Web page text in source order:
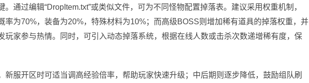
。通过编辑“DropItem.txt”或类似文件，可为不同怪物配置掉落表。建议采用权重机制，
率为70%，装备为20%，特殊材料为10%；而高级BOSS则增加稀有道具的掉落权重，并
玩家参与热情。同时，可引入动态掉落系统，根据在线人数或击杀次数递增稀有度，保
新服开区时可适当调高经验倍率，帮助玩家快速升级；中后期则逐步降低，鼓励组队刷